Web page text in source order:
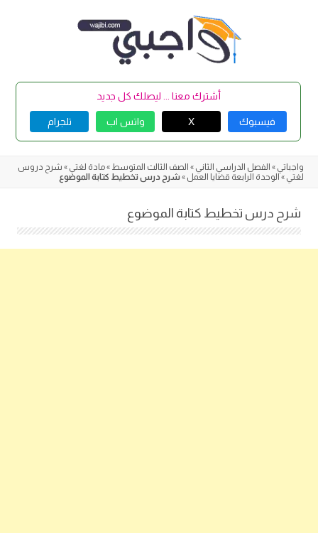
أشترك معنا ... ليصلك كل جديد
فيسبوك X واتس اب تلجرام
واجباتي » الفصل الدراسي الثاني » الصف الثالث المتوسط »مادة لغتي » شرح دروس
لغتي » الوحدة الرابعة قضايا العمل » شرح درس تخطيط كتابة الموضوع
شرح درس تخطيط كتابة الموضوع